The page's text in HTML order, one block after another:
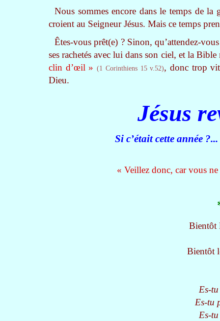
Nous sommes encore dans le temps de
croient au Seigneur Jésus. Mais ce temps
Êtes-vous prêt(e) ? Sinon, qu’attendez-
ses rachetés avec lui dans son ciel, et la
clin d’œil » (1 Corinthiens 15 v.52), donc trop
Dieu.
Jésus
Si c’était cette
« Veillez donc, car vous
Bientôt
Bientôt
Es-
Es-tu
Es-